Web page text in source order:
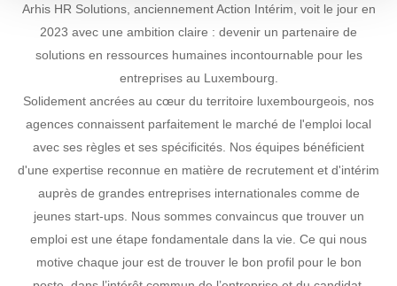
Arhis HR Solutions, anciennement Action Intérim, voit le jour en
2023 avec une ambition claire : devenir un partenaire de
solutions en ressources humaines incontournable pour les
entreprises au Luxembourg.
Solidement ancrées au cœur du territoire luxembourgeois, nos
agences connaissent parfaitement le marché de l'emploi local
avec ses règles et ses spécificités. Nos équipes bénéficient
d'une expertise reconnue en matière de recrutement et d'intérim
auprès de grandes entreprises internationales comme de
jeunes start-ups. Nous sommes convaincus que trouver un
emploi est une étape fondamentale dans la vie. Ce qui nous
motive chaque jour est de trouver le bon profil pour le bon